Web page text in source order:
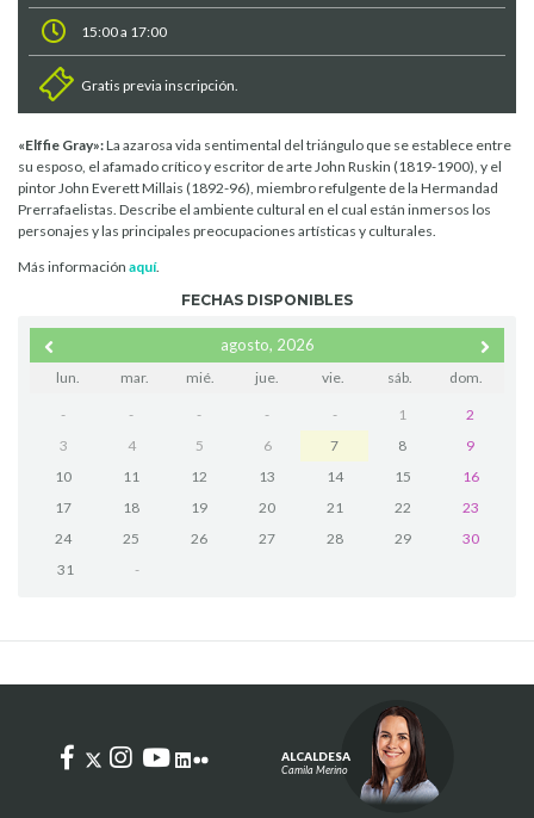
15:00 a 17:00
Gratis previa inscripción.
«Elffie Gray»:La azarosa vida sentimental del triángulo que se establece entre
su esposo, el afamado crítico y escritor de arte John Ruskin (1819-1900), y el
pintor John Everett Millais (1892-96), miembro refulgente de la Hermandad
Prerrafaelistas. Describe el ambiente cultural en el cual están inmersos los
personajes y las principales preocupaciones artísticas y culturales.
Más información aquí.
FECHAS DISPONIBLES
agosto, 2026
lun. mar. mié. jue. vie. sáb. dom.
- - - - - 1
2
3
4 5 6 7 8
9
10
11 12 13 14 15
16
17
18 19 20 21 22
23
24
25 26 27 28 29
30
31
-
ALCALDESA
Camila Merino